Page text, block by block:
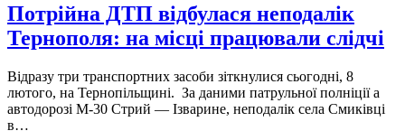
Потрійна ДТП відбулася неподалік
Тернополя: на місці працювали слідчі
Відразу три транспортних засоби зiткнулися сьогоднi, 8
лютого, на Тернопiльщинi. За даними патрульної полнiцiї а
автодорозi М-30 Стрий — Iзварине, неподалiк села Смикiвцi
в…